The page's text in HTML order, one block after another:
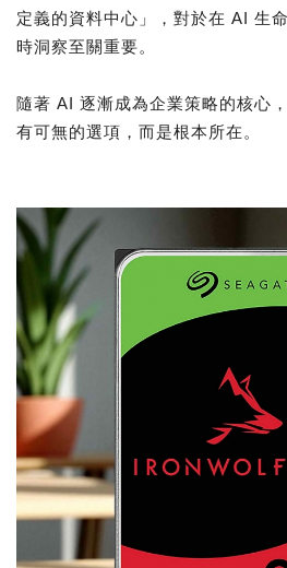
定義的資料中心」，對於在 AI 生
時洞察至關重要。
隨著 AI 逐漸成為企業策略的核心
有可無的選項，而是根本所在。